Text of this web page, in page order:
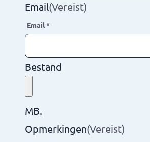
Email(Vereist)
Email*
Bestand
MB.
Opmerkingen(Vereist)